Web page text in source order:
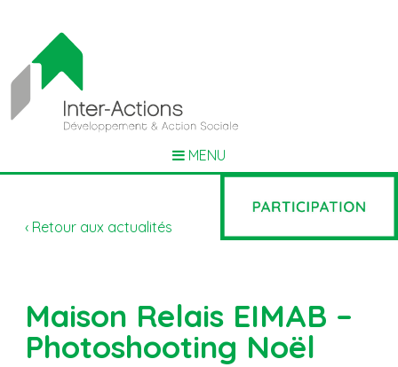
MENU
‹ Retour aux actualités
Maison Relais EIMAB –
Photoshooting Noël